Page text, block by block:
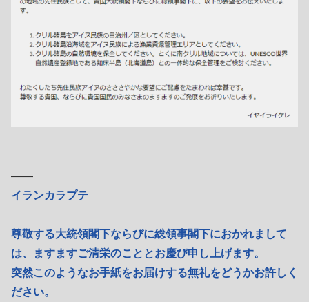
――
イランカラプテ
尊敬する大統領閣下ならびに総領事閣下におかれまして
は、ますますご清栄のこととお慶び申し上げます。
突然このようなお手紙をお届けする無礼をどうかお許しく
ださい。